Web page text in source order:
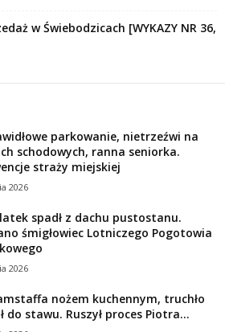
w Świebodzicach [WYKAZY NR 36,
parkowanie, nietrzeźwi na
schodowych, ranna seniorka.
straży miejskiej
2026
spadł z dachu pustostanu.
śmigłowiec Lotniczego Pogotowia
2026
nożem kuchennym, truchło
do stawu. Ruszył proces Piotra...